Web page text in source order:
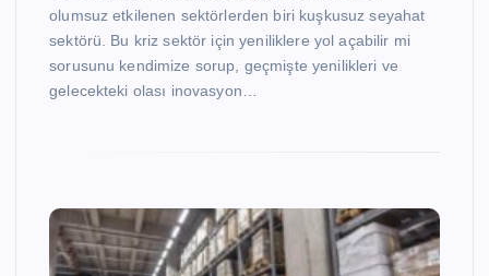
olumsuz etkilenen sektörlerden biri kuşkusuz seyahat
sektörü. Bu kriz sektör için yeniliklere yol açabilir mi
sorusunu kendimize sorup, geçmişte yenilikleri ve
gelecekteki olası inovasyon…